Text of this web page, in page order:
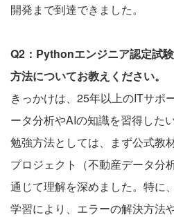
開発まで到達できました。
Q2：Pythonエンジニア認定試
方法についてお教えください。
きっかけは、25年以上のITサポ
ータ分析やAIの知識を習得した
勉強方法としては、まず公式教
プロジェクト（不動産データ分
通じて理解を深めました。特に
学習により、エラーの解決方法